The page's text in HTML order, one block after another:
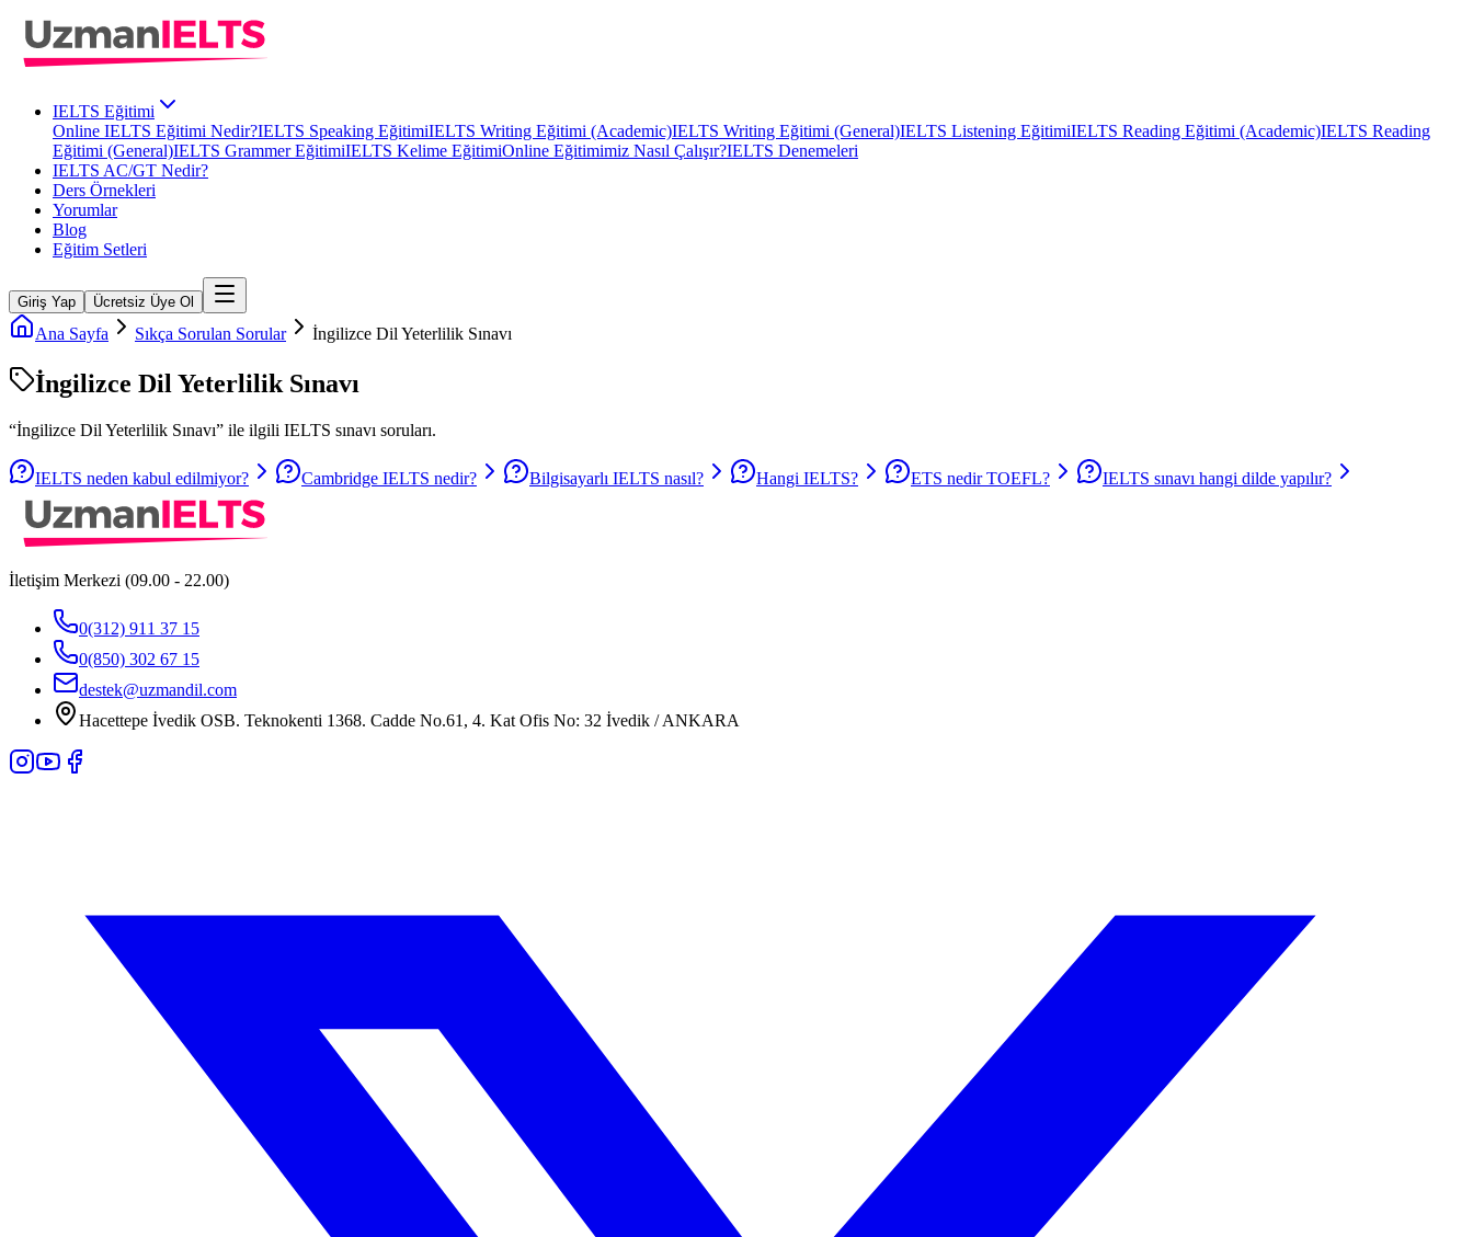
IELTS Eğitimi
Online IELTS Eğitimi Nedir?IELTS Speaking EğitimiIELTS Writing Eğitimi (Academic)IELTS Writing Eğitimi (General)IELTS Listening EğitimiIELTS Reading Eğitimi (Academic)IELTS Reading
Eğitimi (General)IELTS Grammer EğitimiIELTS Kelime EğitimiOnline Eğitimimiz Nasıl Çalışır?IELTS Denemeleri
IELTS AC/GT Nedir?
Ders Örnekleri
Yorumlar
Blog
Eğitim Setleri
Giriş Yap Ücretsiz Üye Ol
Ana Sayfa Sıkça Sorulan Sorular İngilizce Dil Yeterlilik Sınavı
İngilizce Dil Yeterlilik Sınavı
“İngilizce Dil Yeterlilik Sınavı” ile ilgili IELTS sınavı soruları.
IELTS neden kabul edilmiyor? Cambridge IELTS nedir? Bilgisayarlı IELTS nasıl? Hangi IELTS? ETS nedir TOEFL? IELTS sınavı hangi dilde yapılır?
İletişim Merkezi (09.00 - 22.00)
0(312) 911 37 15
0(850) 302 67 15
destek@uzmandil.com
Hacettepe İvedik OSB. Teknokenti 1368. Cadde No.61, 4. Kat Ofis No: 32 İvedik / ANKARA